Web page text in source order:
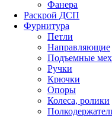
Фанера
Раскрой ДСП
Фурнитура
Петли
Направляющие
Подъемные
Ручки
Крючки
Опоры
Колеса, ролики